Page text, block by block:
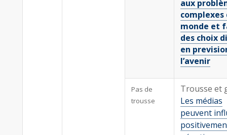
aux
complexes
monde et
des choix
en
l’avenir
Pas de
trousse
Trousse et
Les médias
peuvent